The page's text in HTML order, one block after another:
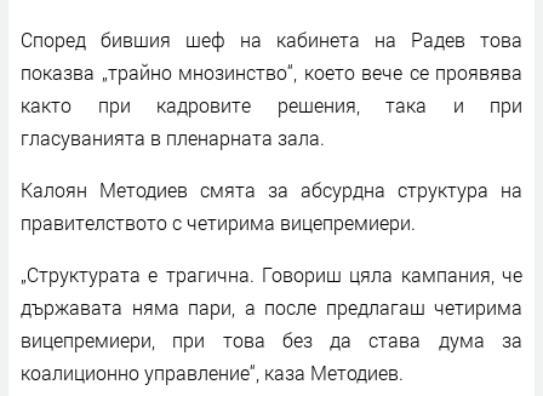
Според бившия шеф на кабинета на Радев това
показва „трайно мнозинство“, което вече се проявява
както при кадровите решения, така и при
гласуванията в пленарната зала.
Калоян Методиев смята за абсурдна структура на
правителството с четирима вицепремиери.
„Структурата е трагична. Говориш цяла кампания, че
държавата няма пари, а после предлагаш четирима
вицепремиери, при това без да става дума за
коалиционно управление“, каза Методиев.